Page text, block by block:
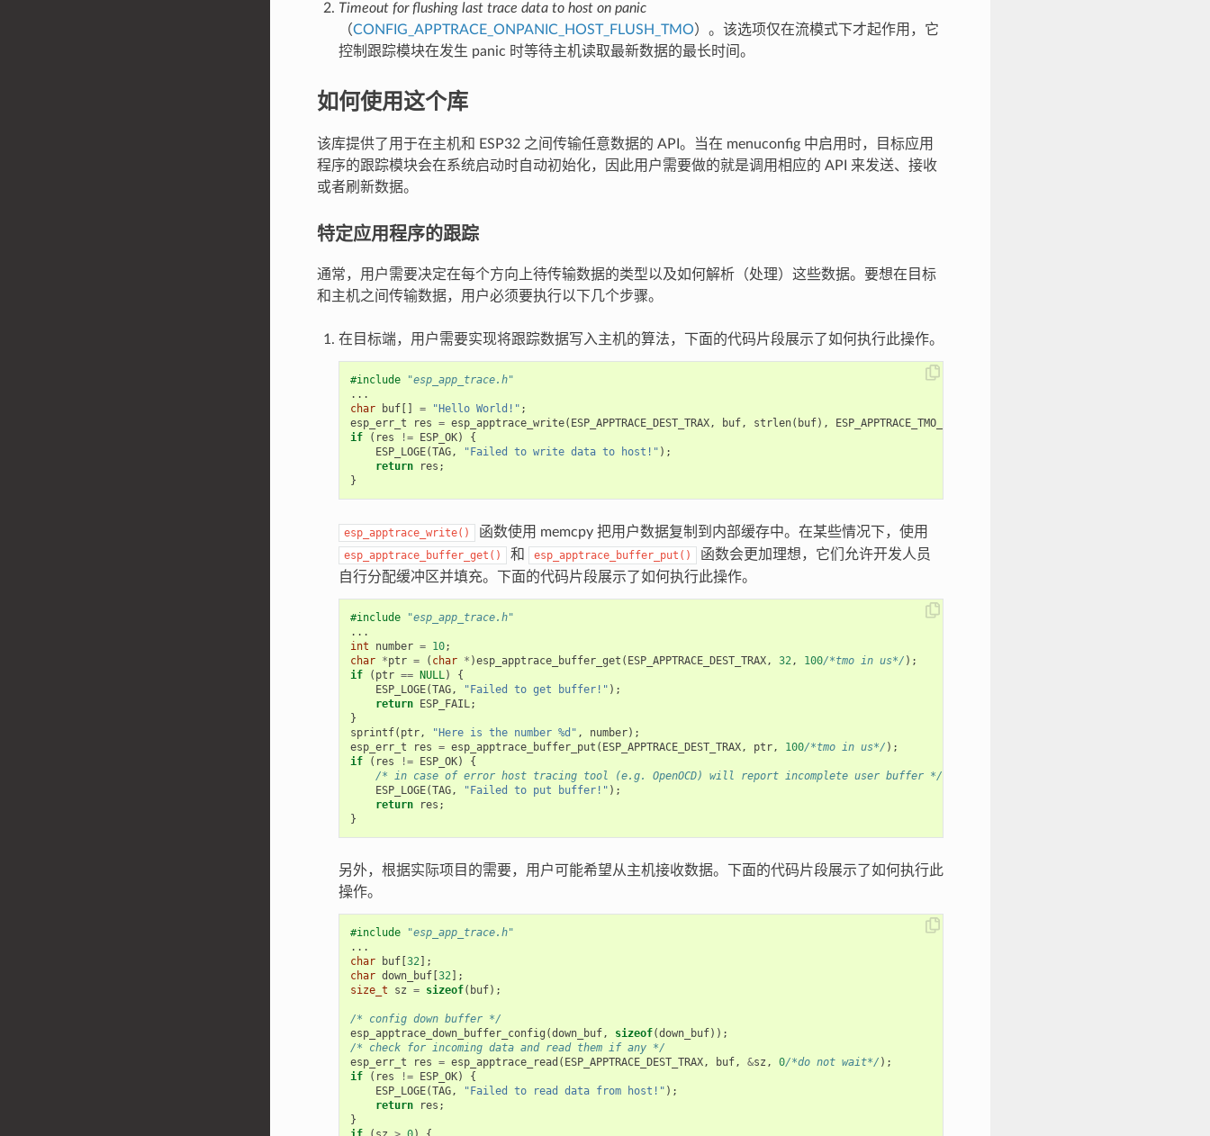
Timeout for flushing last trace data to host on panic
（CONFIG_APPTRACE_ONPANIC_HOST_FLUSH_TMO）。该选项仅在流模式下才起作用，它
控制跟踪模块在发生 panic 时等待主机读取最新数据的最长时间。
如何使用这个库
该库提供了用于在主机和 ESP32 之间传输任意数据的 API。当在 menuconfig 中启用时，目标应用
程序的跟踪模块会在系统启动时自动初始化，因此用户需要做的就是调用相应的 API 来发送、接收
或者刷新数据。
特定应用程序的跟踪
通常，用户需要决定在每个方向上待传输数据的类型以及如何解析（处理）这些数据。要想在目标
和主机之间传输数据，用户必须要执行以下几个步骤。
在目标端，用户需要实现将跟踪数据写入主机的算法，下面的代码片段展示了如何执行此操作。
#include
"esp_app_trace.h"
...
char
buf[] = "Hello World!" ;
esp_err_t
res = esp_apptrace_write( ESP_APPTRACE_DEST_TRAX, buf, strlen( buf), ESP_APPTRACE_TMO_INFINITE
if
( res != ESP_OK)
{
ESP_LOGE(TAG, "Failed to write data to host!" );
return
res ;
}
esp_apptrace_write() 函数使用 memcpy 把用户数据复制到内部缓存中。在某些情况下，使用
esp_apptrace_buffer_get() 和 esp_apptrace_buffer_put()
函数会更加理想，它们允许开发人员
自行分配缓冲区并填充。下面的代码片段展示了如何执行此操作。
#include
"esp_app_trace.h"
...
int
number = 10;
char *ptr = ( char * )esp_apptrace_buffer_get ( ESP_APPTRACE_DEST_TRAX, 32, 100/*tmo in us*/ );
if
( ptr == NULL)
{
ESP_LOGE(TAG, "Failed to get buffer!" );
return
ESP_FAIL;
}
sprintf( ptr, "Here is the number %d" , number);
esp_err_t
res = esp_apptrace_buffer_put ( ESP_APPTRACE_DEST_TRAX, ptr, 100/*tmo in us*/ );
if
( res != ESP_OK)
{
/* in case of error host tracing tool (e.g. OpenOCD) will report incomplete user buffer */
ESP_LOGE(TAG, "Failed to put buffer!" );
return
res ;
}
另外，根据实际项目的需要，用户可能希望从主机接收数据。下面的代码片段展示了如何执行此
操作。
#include
"esp_app_trace.h"
...
char
buf[ 32];
char down_buf[ 32];
size_t
sz = sizeof( buf);
/* config down buffer */
esp_apptrace_down_buffer_config (down_buf, sizeof(down_buf));
/* check for incoming data and read them if any */
esp_err_t
res = esp_apptrace_read ( ESP_APPTRACE_DEST_TRAX, buf, &sz , 0/*do not wait*/ );
if
( res != ESP_OK)
{
ESP_LOGE(TAG, "Failed to read data from host!" );
return
res ;
}